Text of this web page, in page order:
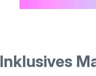
Inklusives